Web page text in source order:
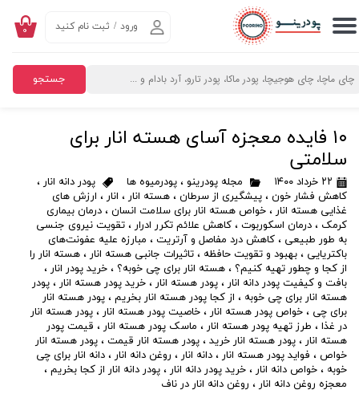
جستجو
ورود / ثبت نام کنید
حساب کاربری من
تغییر گذر واژه
خروج از حساب کاربری
۰
۱۰ فایده معجزه‌ آسای هسته انار برای
سلامتی
۲۲ خرداد ۱۴۰۰ مجله پودرینو ، پودرمیوه ها پودر دانه انار ،
کاهش فشار خون ، پیشگیری از سرطان ، هسته انار ، انار ، ارزش های
غذایی هسته انار ، خواص هسته انار برای سلامت انسان ، درمان بیماری
کرمک ، درمان اسکوربوت ، کاهش علائم تکرر ادرار ، تقویت نیروی جنسی
به طور طبیعی ، کاهش درد مفاصل و آرتریت ، مبارزه علیه عفونت‌های
باکتریایی ، بهبود و تقویت حافظه ، تاثیرات جانبی هسته انار ، هسته انار را
از کجا و چطور تهیه کنیم؟ ، هسته انار برای چی خوبه؟ ، خرید پودر انار ،
بافت و کیفیت پودر دانه انار ، پودر هسته انار ، خرید پودر هسته انار ، پودر
هسته انار برای چی خوبه ، از کجا پودر هسته انار بخریم ، پودر هسته انار
برای چی ، خواص پودر هسته انار ، خاصیت پودر هسته انار ، پودر هسته انار
در غذا ، طرز تهیه پودر هسته انار ، ماسک پودر هسته انار ، قیمت پودر
هسته انار ، پودر هسته انار خرید ، پودر هسته انار قیمت ، پودر هسته انار
خواص ، فواید پودر هسته انار ، دانه انار ، روغن دانه انار ، دانه انار برای چی
خوبه ، خواص دانه انار ، خرید پودر دانه انار ، پودر دانه انار از کجا بخریم ،
معجزه روغن دانه انار ، روغن دانه انار در ناف